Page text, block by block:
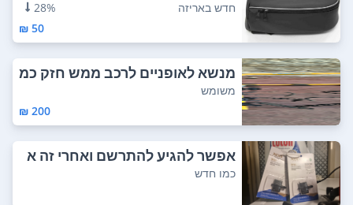
צים על א...
חדש באריזה
28%
50 ₪
מנשא לאופניים לרכב ממש חזק כמ
עט ולא היה ...
משומש
200 ₪
אפשר להגיע להתרשם ואחרי זה א
פשר לדבר על ...
כמו חדש